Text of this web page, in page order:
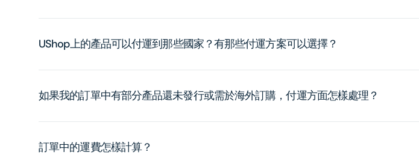
UShop上的產品可以付運到那些國家？有那些付運方案可以選擇？
如果我的訂單中有部分產品還未發行或需於海外訂購，付運方面怎樣處理？
訂單中的運費怎樣計算？